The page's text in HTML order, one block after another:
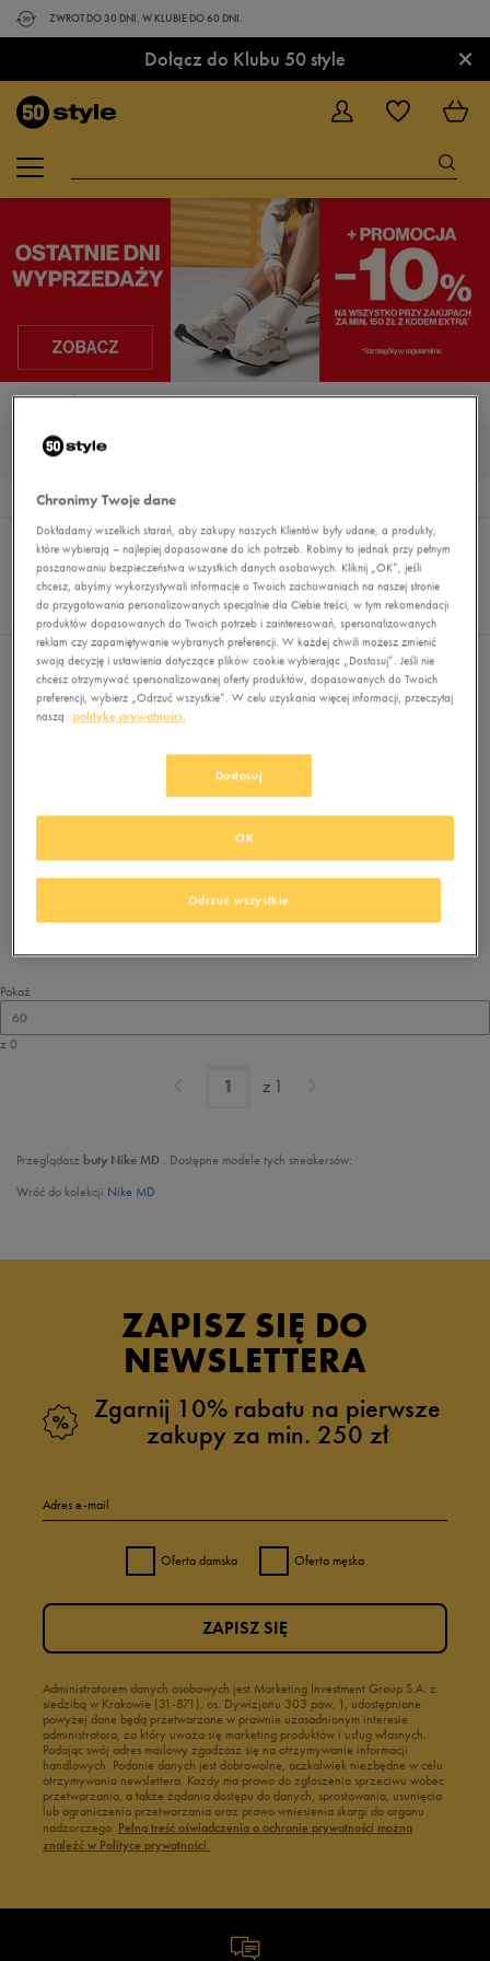
ZWROT DO 30 DNI. W KLUBIE DO 60 DNI.
Dołącz do Klubu 50 style ×
STRONA GŁÓWNA NIKE MD
0
Wyników
Sortuj:
REKOMENDOWANE
FILTRUJ
Pokaż
60
z 0
Nie wybrano filtrów
Brak produktów do wyświetlenia
Zmień kryteria wyszukiwania lub
usuń wybrane filtry
Pokaż
60
z 0
z 1
Przeglądasz buty Nike MD . Dostępne modele tych sneakersów:
Wróć do kolekcji Nike MD
ZAPISZ SIĘ DO
NEWSLETTERA
Zgarnij 10% rabatu na pierwsze
zakupy za min. 250 zł
Adres e-mail
Oferta damska Oferta męska
Administratorem danych osobowych jest Marketing Investment Group S.A. z
siedzibą w Krakowie (31-871), os. Dywizjonu 303 paw. 1, udostępnione
powyżej dane będą przetwarzane w prawnie uzasadnionym interesie
administratora, za który uważa się marketing produktów i usług własnych.
Podając swój adres mailowy zgadzasz się na otrzymywanie informacji
handlowych. Podanie danych jest dobrowolne, aczkolwiek niezbędne w celu
otrzymywania newslettera. Każdy ma prawo do zgłoszenia sprzeciwu wobec
przetwarzania, a także żądania dostępu do danych, sprostowania, usunięcia
lub ograniczenia przetwarzania oraz prawo wniesienia skargi do organu
nadzorczego. Pełną treść oświadczenia o ochronie prywatności można
znaleźć w Polityce prywatności.
ZAPISZ SIĘ
Chronimy Twoje dane
Dokładamy wszelkich starań, aby zakupy naszych Klientów były udane, a produkty,
które wybierają – najlepiej dopasowane do ich potrzeb. Robimy to jednak przy pełnym
poszanowaniu bezpieczeństwa wszystkich danych osobowych. Kliknij „OK”, jeśli
chcesz, abyśmy wykorzystywali informacje o Twoich zachowaniach na naszej stronie
do przygotowania personalizowanych specjalnie dla Ciebie treści, w tym rekomendacji
produktów dopasowanych do Twoich potrzeb i zainteresowań, spersonalizowanych
reklam czy zapamiętywanie wybranych preferencji. W każdej chwili możesz zmienić
swoją decyzję i ustawienia dotyczące plików cookie wybierając „Dostosuj”. Jeśli nie
chcesz otrzymywać spersonalizowanej oferty produktów, dopasowanych do Twoich
preferencji, wybierz „Odrzuć wszystkie”. W celu uzyskania więcej informacji, przeczytaj
naszą
politykę prywatności.
Dostosuj
Odrzuć wszystkie
OK